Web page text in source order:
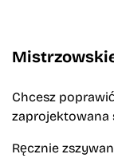
Chcesz
zaprojektowana
Ręcznie